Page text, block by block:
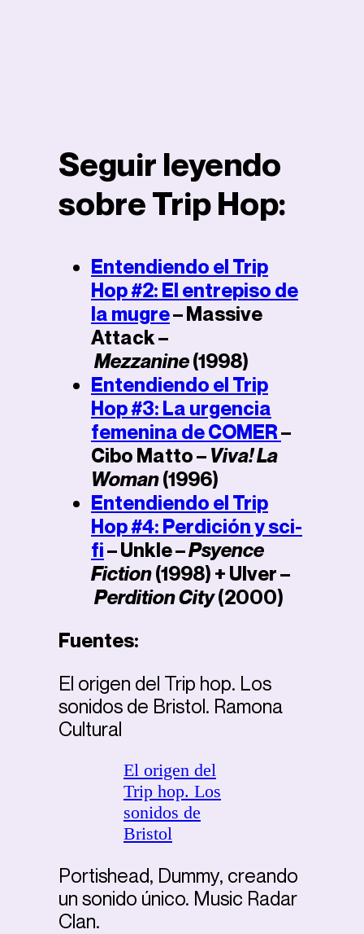
Seguir leyendo
sobre Trip Hop:
Entendiendo el Trip
Hop #2: El entrepiso de
la mugre– Massive
Attack –
Mezzanine(1998)
Entendiendo el Trip
Hop #3: La urgencia
femenina de COMER–
Cibo Matto – Viva! La
Woman(1996)
Entendiendo el Trip
Hop #4: Perdición y sci-
fi– Unkle –Psyence
Fiction(1998) + Ulver –
Perdition City(2000)
Fuentes:
El origen del Trip hop. Los
sonidos de Bristol. Ramona
Cultural
El origen del
Trip hop. Los
sonidos de
Bristol
Portishead, Dummy, creando
un sonido único. Music Radar
Clan.